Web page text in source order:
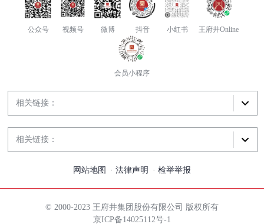
公众号 视频号 微博 抖音 小红书 王府井Online
会员小程序
相关链接：
相关链接：
网站地图 法律声明 检举举报
© 2000-2023 王府井集团股份有限公司 版权所有
京ICP备14025112号-1